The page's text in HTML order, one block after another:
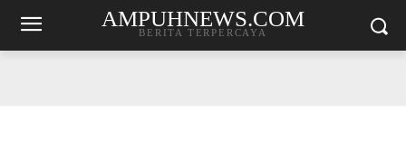
AMPUHNEWS.COM
BERITA TERPERCAYA